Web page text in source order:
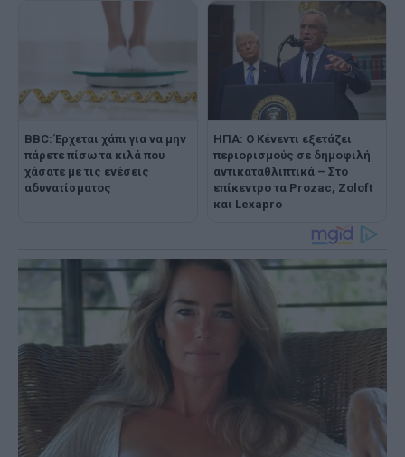
BBC: Έρχεται χάπι για να μην
πάρετε πίσω τα κιλά που
χάσατε με τις ενέσεις
αδυνατίσματος
ΗΠΑ: O Κένεντι εξετάζει
περιορισμούς σε δημοφιλή
αντικαταθλιπτικά – Στο
επίκεντρο τα Prozac, Zoloft
και Lexapro